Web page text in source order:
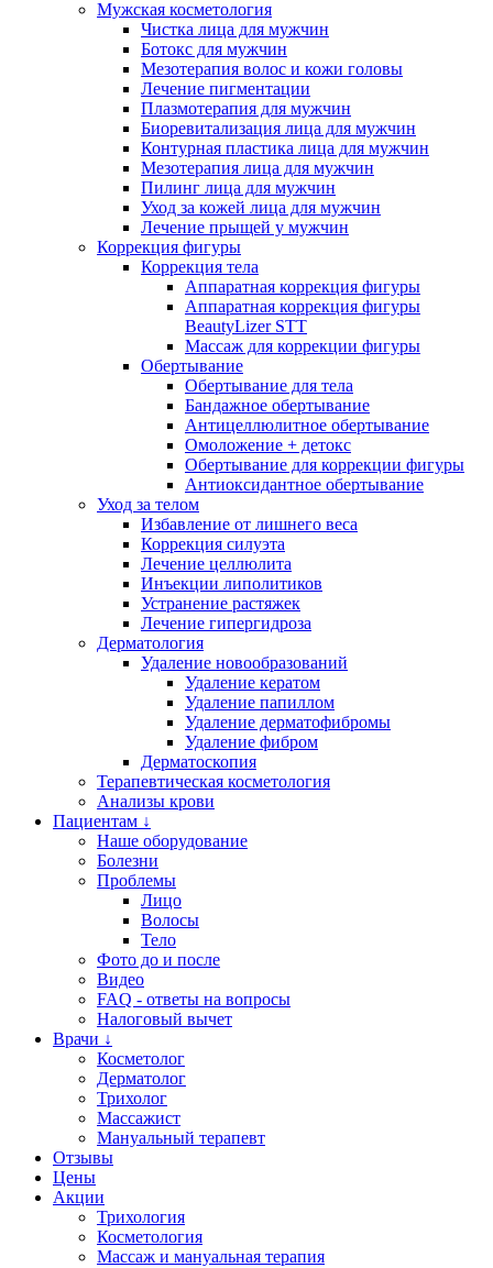
Мужская косметология
Чистка лица для мужчин
Ботокс для мужчин
Мезотерапия волос и кожи головы
Лечение пигментации
Плазмотерапия для мужчин
Биоревитализация лица для мужчин
Контурная пластика лица для мужчин
Мезотерапия лица для мужчин
Пилинг лица для мужчин
Уход за кожей лица для мужчин
Лечение прыщей у мужчин
Коррекция фигуры
Коррекция тела
Аппаратная коррекция фигуры
Аппаратная коррекция фигуры
BeautyLizer STT
Массаж для коррекции фигуры
Обертывание
Обертывание для тела
Бандажное обертывание
Антицеллюлитное обертывание
Омоложение + детокс
Обертывание для коррекции фигуры
Антиоксидантное обертывание
Уход за телом
Избавление от лишнего веса
Коррекция силуэта
Лечение целлюлита
Инъекции липолитиков
Устранение растяжек
Лечение гипергидроза
Дерматология
Удаление новообразований
Удаление кератом
Удаление папиллом
Удаление дерматофибромы
Удаление фибром
Дерматоскопия
Терапевтическая косметология
Анализы крови
Пациентам ↓
Наше оборудование
Болезни
Проблемы
Лицо
Волосы
Тело
Фото до и после
Видео
FAQ - ответы на вопросы
Налоговый вычет
Врачи ↓
Косметолог
Дерматолог
Трихолог
Массажист
Мануальный терапевт
Отзывы
Цены
Акции
Трихология
Косметология
Массаж и мануальная терапия